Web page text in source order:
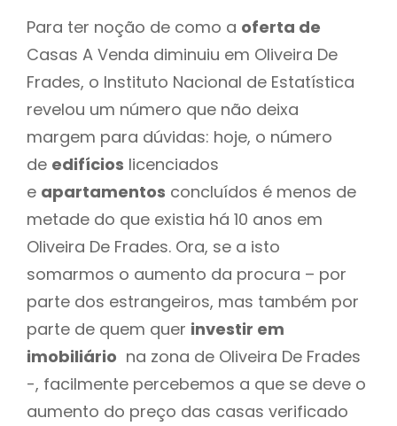
Para ter noção de como a oferta de
Casas A Venda diminuiu em Oliveira De
Frades, o Instituto Nacional de Estatística
revelou um número que não deixa
margem para dúvidas: hoje, o número
de edifícios licenciados
e apartamentos concluídos é menos de
metade do que existia há 10 anos em
Oliveira De Frades. Ora, se a isto
somarmos o aumento da procura – por
parte dos estrangeiros, mas também por
parte de quem quer investir em
imobiliário na zona de Oliveira De Frades
-, facilmente percebemos a que se deve o
aumento do preço das casas verificado